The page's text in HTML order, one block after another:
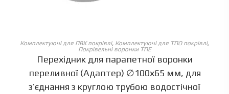
ОБЕРІТЬ ОПЦІЇ
Комплектуючі для ПВХ покрівлі, Комплектуючі для ТПО покрівлі,
Покрівельні воронки ТПЕ
Перехідник для парапетної воронки
переливної (Адаптер) ∅100х65 мм, для
з’єднання з круглою трубою водостічної